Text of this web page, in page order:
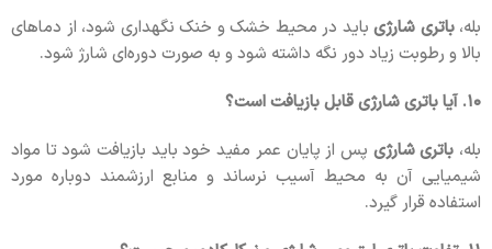
بله،باتری شارژی باید در محیط خشک و خنک نگهداری شود، از دماهای
بالا و رطوبت زیاد دور نگه داشته شود و به صورت دوره‌ای شارژ شود.
۱۰. آیا باتری شارژی قابل بازیافت است؟
بله، باتری شارژی پس از پایان عمر مفید خود باید بازیافت شود تا مواد
شیمیایی آن به محیط آسیب نرساند و منابع ارزشمند دوباره مورد
استفاده قرار گیرد.